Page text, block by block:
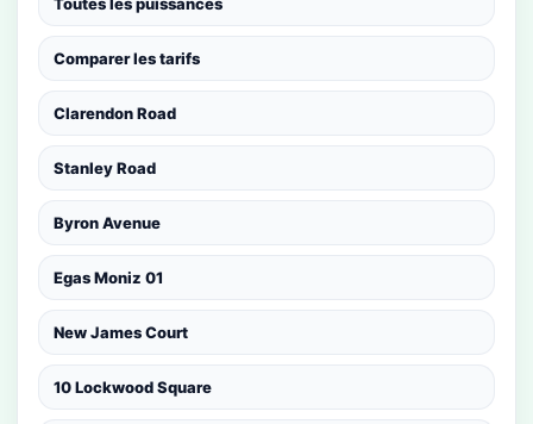
Comparer les tarifs
Clarendon Road
Stanley Road
Byron Avenue
Egas Moniz 01
New James Court
10 Lockwood Square